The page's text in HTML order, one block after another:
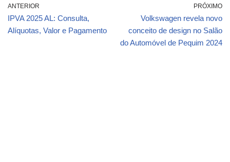
ANTERIOR
IPVA 2025 AL: Consulta,
Alíquotas, Valor e Pagamento
PRÓXIMO
Volkswagen revela novo
conceito de design no Salão
do Automóvel de Pequim 2024